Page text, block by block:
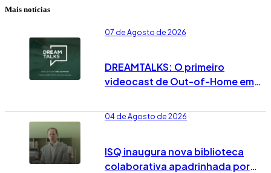
Mais notícias
07 de Agosto de 2026
DREAMTALKS: O primeiro
videocast de Out-of-Home em
04 de Agosto de 2026
ISQ inaugura nova biblioteca
colaborativa apadrinhada por